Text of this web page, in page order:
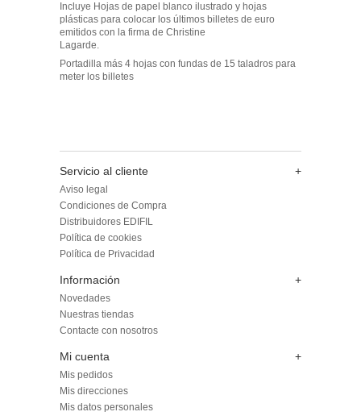
Incluye Hojas de papel blanco ilustrado y hojas
plásticas para colocar los últimos billetes de euro
emitidos con la firma de Christine
Lagarde.
Portadilla más 4 hojas con fundas de 15 taladros para
meter los billetes
Servicio al cliente +
Aviso legal
Condiciones de Compra
Distribuidores EDIFIL
Política de cookies
Política de Privacidad
Información +
Novedades
Nuestras tiendas
Contacte con nosotros
Mi cuenta +
Mis pedidos
Mis direcciones
Mis datos personales